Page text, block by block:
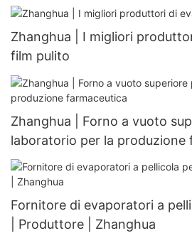
Zhanghua | I migliori
film pulito
Zhanghua | Forno a vuoto
laboratorio per la produzione
Fornitore di evaporatori a
| Produttore | Zhanghua